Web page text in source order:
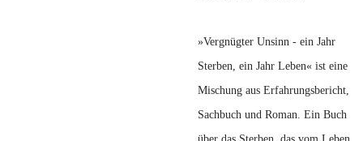
»Vergnügter Unsinn - ein Jahr
Sterben, ein Jahr Leben« ist eine
Mischung aus Erfahrungsbericht,
Sachbuch und Roman. Ein Buch